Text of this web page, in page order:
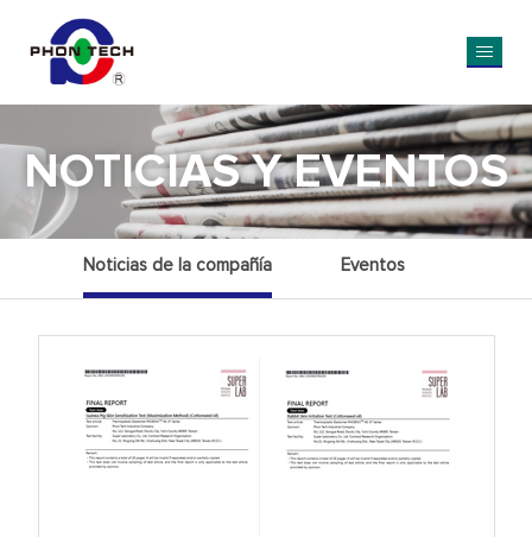
NOTICIAS Y EVENTOS
Noticias de la compañía Eventos